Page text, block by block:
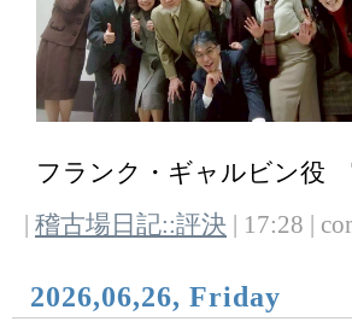
フランク・ギャルビン役
稽古場日記::評決 | 17:28 |
2026,06,26, Friday